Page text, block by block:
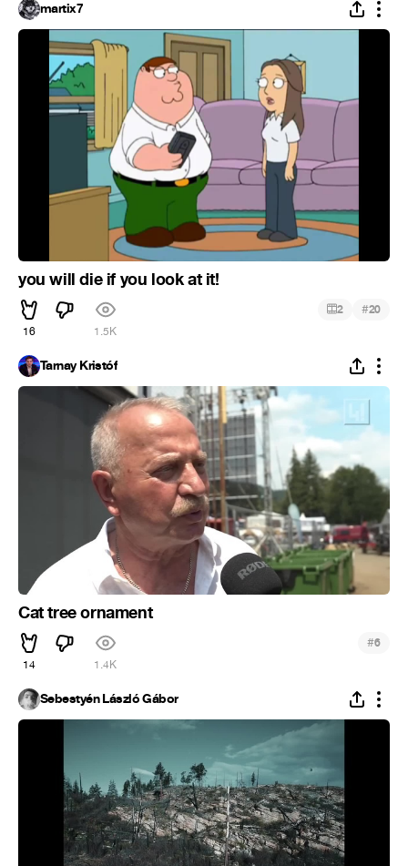
martix7
you will die if you look at it!
16 1.5K
2 #20
Tarnay Kristóf
Cat tree ornament
14 1.4K
#6
Sebestyén László Gábor